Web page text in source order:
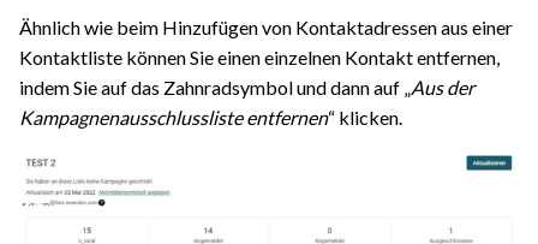
Ähnlich wie beim Hinzufügen von Kontaktadressen aus einer
Kontaktliste können Sie einen einzelnen Kontakt entfernen,
indem Sie auf das Zahnradsymbol und dann auf „Aus der
Kampagnenausschlussliste entfernen“ klicken.